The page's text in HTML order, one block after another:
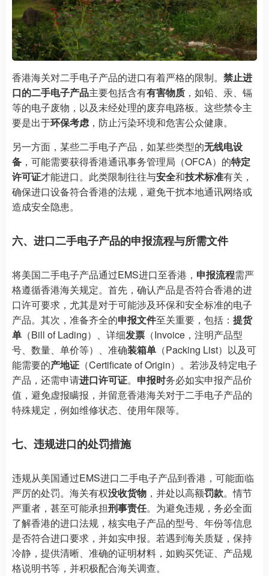
香港海关对二手电子产品的进口有着严格的限制。 禁止进
口的二手电子产品主要包括含有有害物质 ，如铅、汞、镉
等的电子废物，以及未经处理的废弃电路板。这些禁令主
要是出于环保考虑，防止污染环境和危害公众健康。
另一方面，某些二手电子产品，如某些类型的无线电设
备 ，可能需要获得香港通讯事务管理局（OFCA）的特定
许可证才能进口。此类限制往往与安全和技术标准有关，
确保进口设备符合香港的法规，避免干扰本地通讯网络或
造成安全隐患。
六、进口二手电子产品的申报流程与所需文件
将美国二手电子产品通过EMS进口至香港， 申报流程需严
格遵循香港海关规定。首先，确认产品是否符合香港的进
口许可要求，尤其是对于可能涉及环保和安全标准的电子
产品。其次，准备齐全的申报文件至关重要，包括： 提货
单 （Bill of Lading）、详细发票 （Invoice，注明产品型
号、数量、单价等）、准确装箱单 （Packing List）以及可
能需要的产地证 （Certificate of Origin）。若涉及特定电子
产品，还需申请进口许可证。 申报时务必如实申报产品价
值，避免虚报瞒报，并留意香港海关对于二手电子产品的
特殊规定，例如维修状态、使用年限等。
七、违规进口的处罚措施
违规从美国通过EMS进口二手电子产品到香港，可能面临
严厉的处罚。海关有权没收货物 ，并处以高额罚款。情节
严重者，甚至可能承担刑事责任。为避免违规，务必全面
了解香港的进口法规，核实电子产品的型号、年份等信息
是否符合进口要求，并如实申报。若遇到海关质疑，保持
冷静，提供清晰、准确的证明材料，如购买凭证、产品规
格说明书等，并积极配合海关调查。